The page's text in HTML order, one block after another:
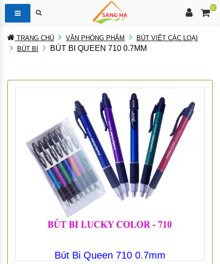
0
TRANG CHỦ VĂN PHÒNG PHẨM
BÚT VIẾT CÁC LOẠI
BÚT BI
BÚT BI QUEEN 710 0.7MM
Bút Bi Queen 710 0.7mm